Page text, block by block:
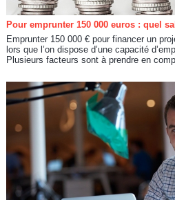
Pour emprunter 150 000 euros : quel
Emprunter 150 000 € pour financer un
lors que l’on dispose d’une capacité
Plusieurs facteurs sont à prendre en